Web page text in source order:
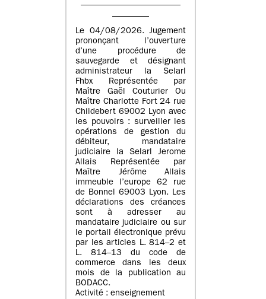
Le 04/08/2026. Jugement
prononçant l’ouverture
d’une procédure de
sauvegarde et désignant
administrateur la Selarl
Fhbx Représentée par
Maître Gaël Couturier Ou
Maître Charlotte Fort 24 rue
Childebert 69002 Lyon avec
les pouvoirs : surveiller les
opérations de gestion du
débiteur, mandataire
judiciaire la Selarl Jerome
Allais Représentée par
Maître Jérôme Allais
immeuble l’europe 62 rue
de Bonnel 69003 Lyon. Les
déclarations des créances
sont à adresser au
mandataire judiciaire ou sur
le portail électronique prévu
par les articles L. 814–2 et
L. 814–13 du code de
commerce dans les deux
mois de la publication au
BODACC.
Activité : enseignement